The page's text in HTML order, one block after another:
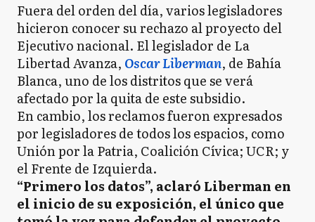
Fuera del orden del día, varios legisladores
hicieron conocer su rechazo al proyecto del
Ejecutivo nacional. El legislador de La
Libertad Avanza, Oscar Liberman, de Bahía
Blanca, uno de los distritos que se verá
afectado por la quita de este subsidio.
En cambio, los reclamos fueron expresados
por legisladores de todos los espacios, como
Unión por la Patria, Coalición Cívica; UCR; y
el Frente de Izquierda.
“Primero los datos”, aclaró Liberman en
el inicio de su exposición, el único que